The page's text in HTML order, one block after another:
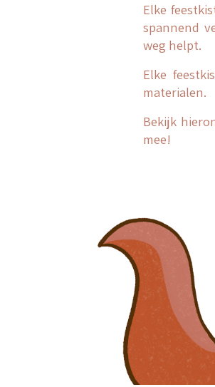
Elke
spannend
weg helpt.
Elke
materialen.
Bekijk
mee!